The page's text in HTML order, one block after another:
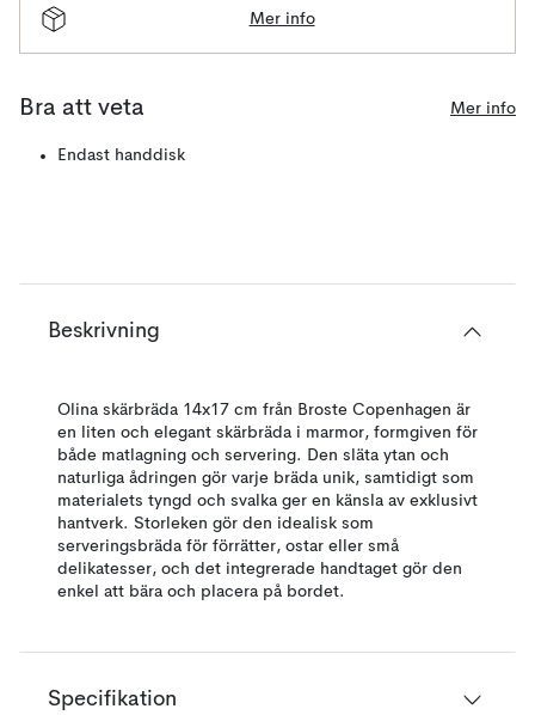
Mer info
Bra att veta Mer info
Endast handdisk
Beskrivning
Olina skärbräda 14x17 cm från Broste Copenhagen är
en liten och elegant skärbräda i marmor, formgiven för
både matlagning och servering. Den släta ytan och
naturliga ådringen gör varje bräda unik, samtidigt som
materialets tyngd och svalka ger en känsla av exklusivt
hantverk. Storleken gör den idealisk som
serveringsbräda för förrätter, ostar eller små
delikatesser, och det integrerade handtaget gör den
enkel att bära och placera på bordet.
Specifikation